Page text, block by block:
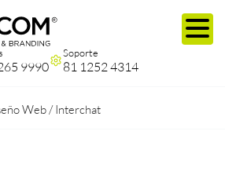
9990
Soporte
81 1252 4314
Web /Interchat